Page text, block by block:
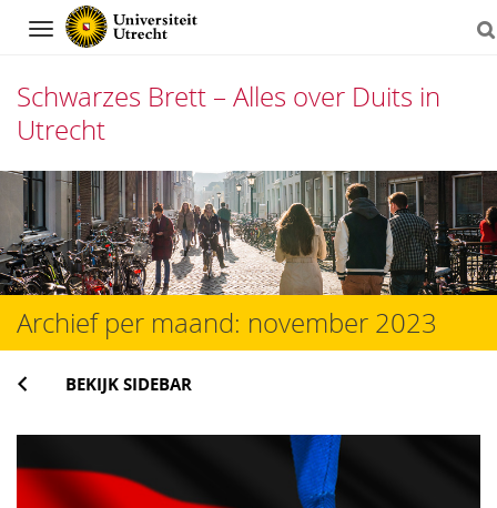
Navigation
Schwarzes Brett – Alles over Duits in
Utrecht
Direct
naar
het
inhoud
Archief per maand: november 2023
BEKIJK SIDEBAR